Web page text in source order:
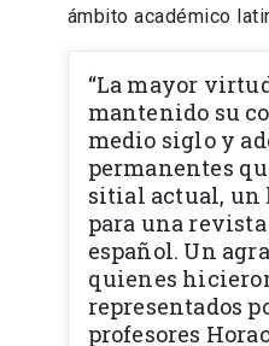
ámbito académico
“La mayor
mantenido su
medio siglo y
permanentes
sitial actual, un
para una
español. Un
quienes
representados
profesores